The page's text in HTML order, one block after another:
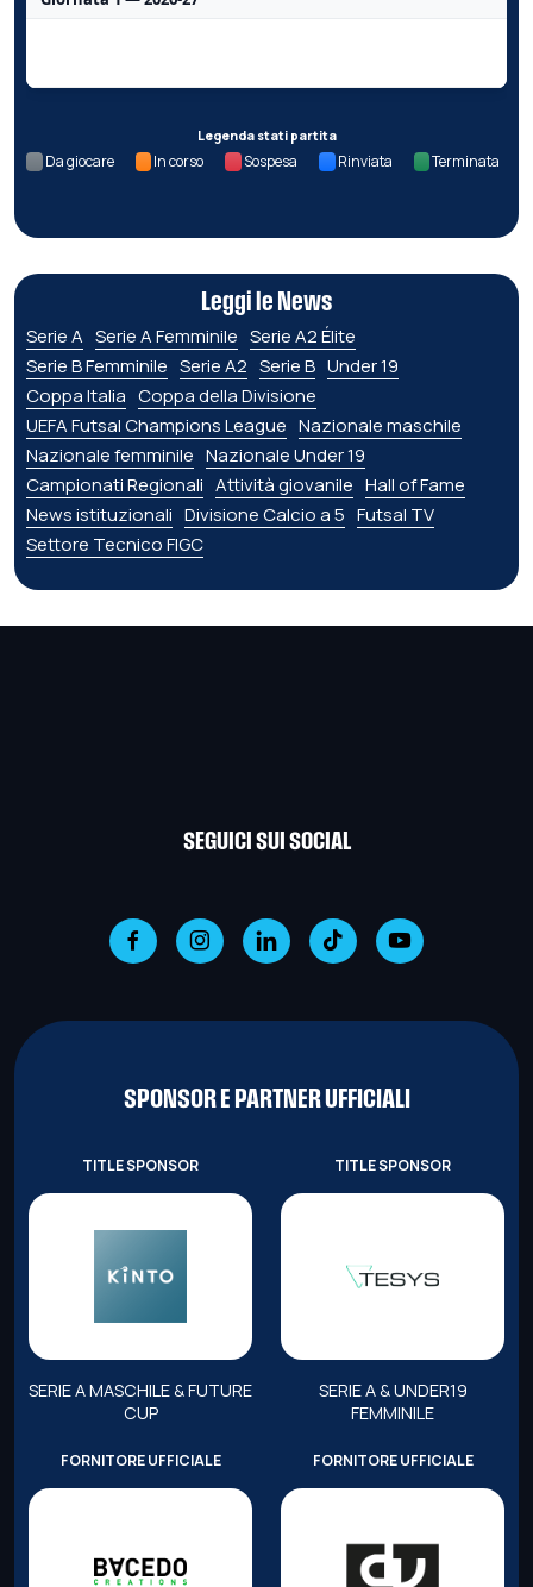
Legenda stati partita
Da giocare In corso Sospesa Rinviata Terminata
Leggi le News
Serie A Serie A Femminile Serie A2 Élite
Serie B Femminile Serie A2 Serie B Under 19
Coppa Italia Coppa della Divisione
UEFA Futsal Champions League Nazionale maschile
Nazionale femminile Nazionale Under 19
Campionati Regionali Attività giovanile Hall of Fame
News istituzionali Divisione Calcio a 5 Futsal TV
Settore Tecnico FIGC
SEGUICI SUI SOCIAL
SPONSOR E PARTNER UFFICIALI
TITLE SPONSOR
SERIE A MASCHILE & FUTURE
CUP
TITLE SPONSOR
SERIE A & UNDER19
FEMMINILE
FORNITORE UFFICIALE FORNITORE UFFICIALE